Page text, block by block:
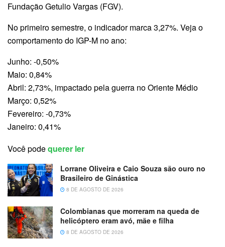
Fundação Getulio Vargas (FGV).
No primeiro semestre, o indicador marca 3,27%. Veja o
comportamento do IGP-M no ano:
Junho: -0,50%
Maio: 0,84%
Abril: 2,73%, impactado pela guerra no Oriente Médio
Março: 0,52%
Fevereiro: -0,73%
Janeiro: 0,41%
Você podequerer ler
Lorrane Oliveira e Caio Souza são ouro no
Brasileiro de Ginástica
8 DE AGOSTO DE 2026
Colombianas que morreram na queda de
helicóptero eram avó, mãe e filha
8 DE AGOSTO DE 2026